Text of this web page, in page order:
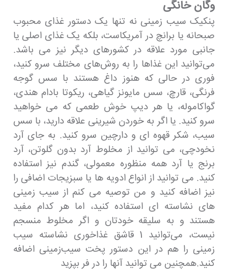
وگان خانگی
پنکیک سیب زمینی نه تنها یک دستور غذای محبوب
صبحانه یا برانچ در آمریکاست، بلکه یک غذای اصلی یا
جانبی مورد علاقه در کشورهای دیگر نیز می باشد.
می‌توانید این غذاها را به روش‌های مختلف سرو کنید،
فوری در حالی که هنوز داغ هستند با سس گوجه
فرنگی، قارچ، سس مایونز گیاهی، ریکوتا بادام هندی،
گواکاموله، یا هر دیپ خوش طعمی که می خواهید
سرو کنید. یا اگر به خوردن شیرینی علاقه دارید، با سس
سیب، شکر قهوه ای و دارچین سرو کنید. به جای آرد
نخودچی، می توانید از مخلوط آرد بدون گلوتن، آرد
برنج یا آرد همه منظوره معمولی، گندم نیز استفاده
کنید. می توانید از انواع ادویه ها یا سبزیجات اضافی را
نیز اضافه کنید و من توصیه می کنم از سیب زمینی
های نشاسته ای استفاده کنید، اما هر کدام مفید
هستند و به سلیقه خودتان و اگر مخلوط منسجم
نیست، می‌توانید 1 قاشق غذاخوری نشاسته سیب‌
زمینی را هم در این دستور پخت سیب‌زمینی اضافه
کنید.همچنین می توانید آنها را در فر بپزید